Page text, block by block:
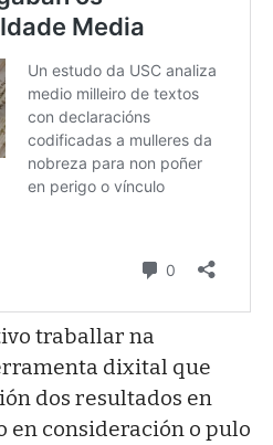
traballar na
dixital que
dos resultados en
en consideración o pulo